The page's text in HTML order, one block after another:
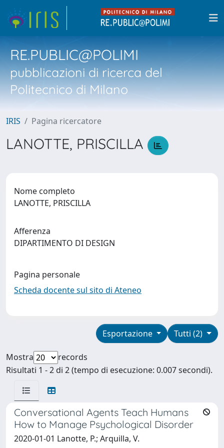
RE.PUBLIC@POLIMI
pubblicazioni di ricerca del
Politecnico di Milano
IRIS Pagina ricercatore
LANOTTE, PRISCILLA
Nome completo
LANOTTE, PRISCILLA
Afferenza
DIPARTIMENTO DI DESIGN
Pagina personale
Scheda docente sul sito di Ateneo
Tutti (2)
Esportazione
Mostra
records
Risultati 1 - 2 di 2 (tempo di esecuzione: 0.007 secondi).
Conversational Agents Teach Humans
How to Manage Psychological Disorder
2020-01-01 Lanotte, P.; Arquilla, V.